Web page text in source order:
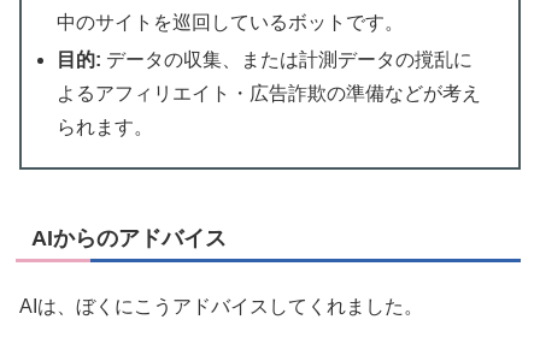
中のサイトを巡回しているボットです。
目的: データの収集、または計測データの撹乱に
よるアフィリエイト・広告詐欺の準備などが考え
られます。
AIからのアドバイス
AIは、ぼくにこうアドバイスしてくれました。